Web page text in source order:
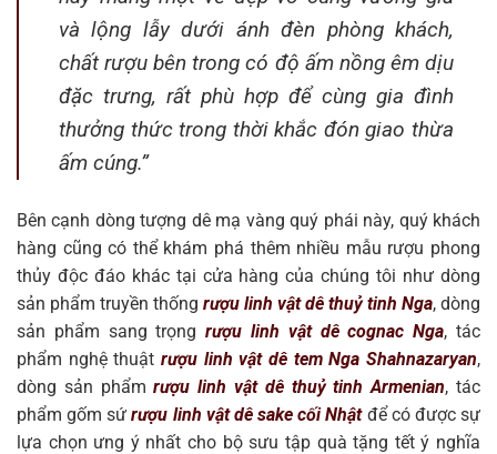
và lộng lẫy dưới ánh đèn phòng khách,
chất rượu bên trong có độ ấm nồng êm dịu
đặc trưng, rất phù hợp để cùng gia đình
thưởng thức trong thời khắc đón giao thừa
ấm cúng.”
Bên cạnh dòng tượng dê mạ vàng quý phái này, quý khách
hàng cũng có thể khám phá thêm nhiều mẫu rượu phong
thủy độc đáo khác tại cửa hàng của chúng tôi như dòng
sản phẩm truyền thống rượu linh vật dê thuỷ tinh Nga, dòng
sản phẩm sang trọngrượu linh vật dê cognac Nga, tác
phẩm nghệ thuật rượu linh vật dê tem Nga Shahnazaryan,
dòng sản phẩmrượu linh vật dê thuỷ tinh Armenian, tác
phẩm gốm sứrượu linh vật dê sake cối Nhậtđể có được sự
lựa chọn ưng ý nhất cho bộ sưu tập quà tặng tết ý nghĩa